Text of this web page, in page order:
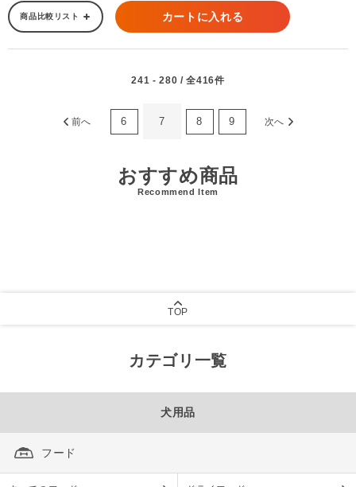
商品比較リスト カートに入れる
241 - 280 / 全416件
前へ 6 7 8 9 次へ
おすすめ商品
Recommend Item
TOP
カテゴリ一覧
犬用品
フード